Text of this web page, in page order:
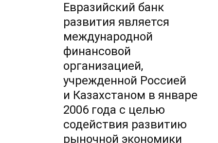
Евразийский банк
развития является
международной
финансовой
организацией,
учрежденной Россией
и Казахстаном в январе
2006 года с целью
содействия развитию
рыночной экономики